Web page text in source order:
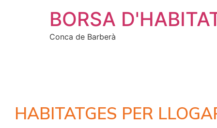
BORSA
Conca de Barberà
HABITATGES PER